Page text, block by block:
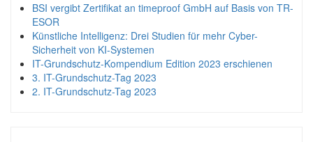
BSI vergibt Zertifikat an timeproof GmbH auf Basis von TR-
ESOR
Künstliche Intelligenz: Drei Studien für mehr Cyber-
Sicherheit von KI-Systemen
IT-Grundschutz-Kompendium Edition 2023 erschienen
3. IT-Grundschutz-Tag 2023
2. IT-Grundschutz-Tag 2023